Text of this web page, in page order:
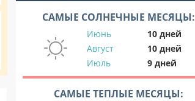
САМЫЕ СОЛНЕЧНЫЕ МЕСЯЦЫ:
Июнь
10 дней
Август
10 дней
Июль
9 дней
САМЫЕ ТЕПЛЫЕ МЕСЯЦЫ: